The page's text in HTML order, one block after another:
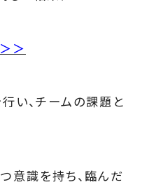
＞
い、チームの課題と
意識を持ち、臨んだ